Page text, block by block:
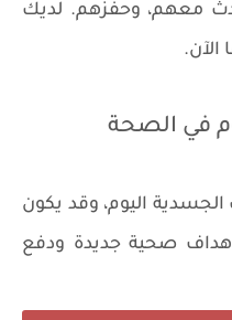
معهم، وحفزهم. لديك
الآن.
في الصحة
اليوم، وقد يكون
صحية جديدة ودفع